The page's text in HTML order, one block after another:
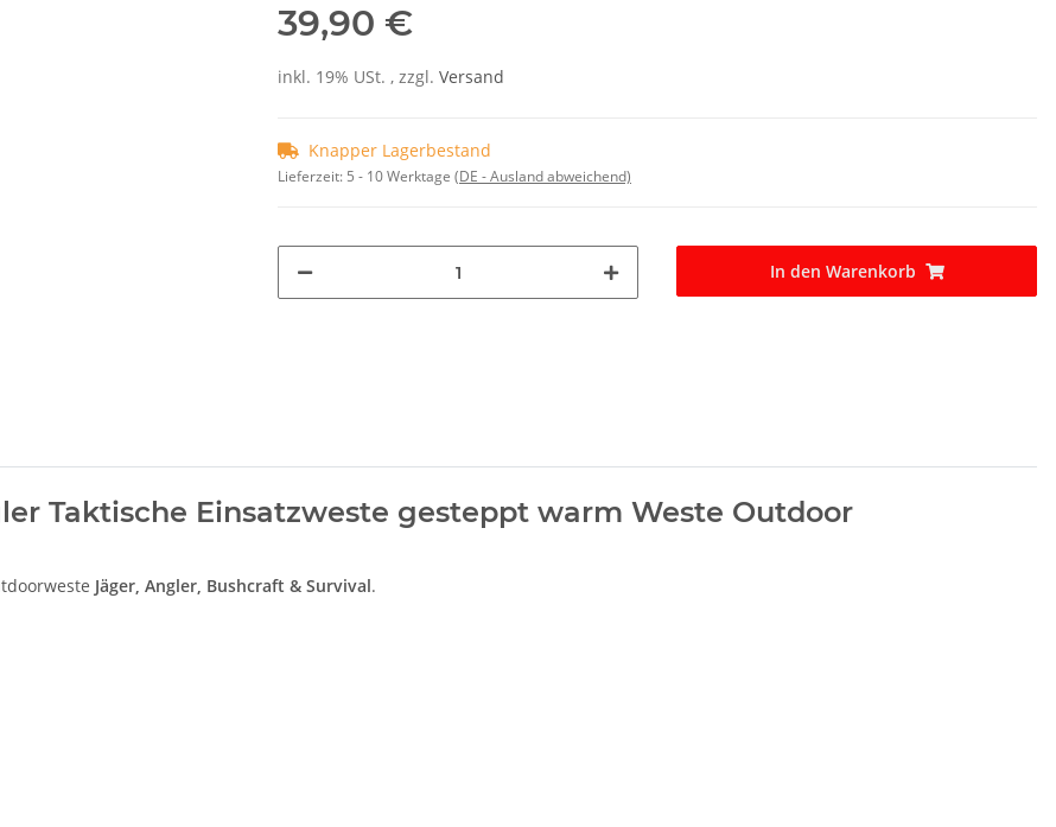
39,90 €
inkl. 19% USt. , zzgl. Versand
Knapper Lagerbestand
Lieferzeit: 5 - 10 Werktage (DE - Ausland abweichend)
In den Warenkorb
Taktische Einsatzweste gesteppt warm Weste Outdoor
Jäger, Angler, Bushcraft & Survival.